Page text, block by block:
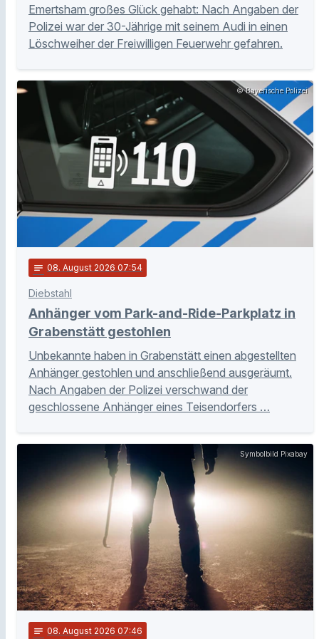
Emertsham großes Glück gehabt: Nach Angaben der
Polizei war der 30-Jährige mit seinem Audi in einen
Löschweiher der Freiwilligen Feuerwehr gefahren.
© Bayerische Polizei
notes 08. August 2026 07:54
Diebstahl
Anhänger vom Park-and-Ride-Parkplatz in
Grabenstätt gestohlen
Unbekannte haben in Grabenstätt einen abgestellten
Anhänger gestohlen und anschließend ausgeräumt.
Nach Angaben der Polizei verschwand der
geschlossene Anhänger eines Teisendorfers …
Symbolbild Pixabay
notes 08. August 2026 07:46